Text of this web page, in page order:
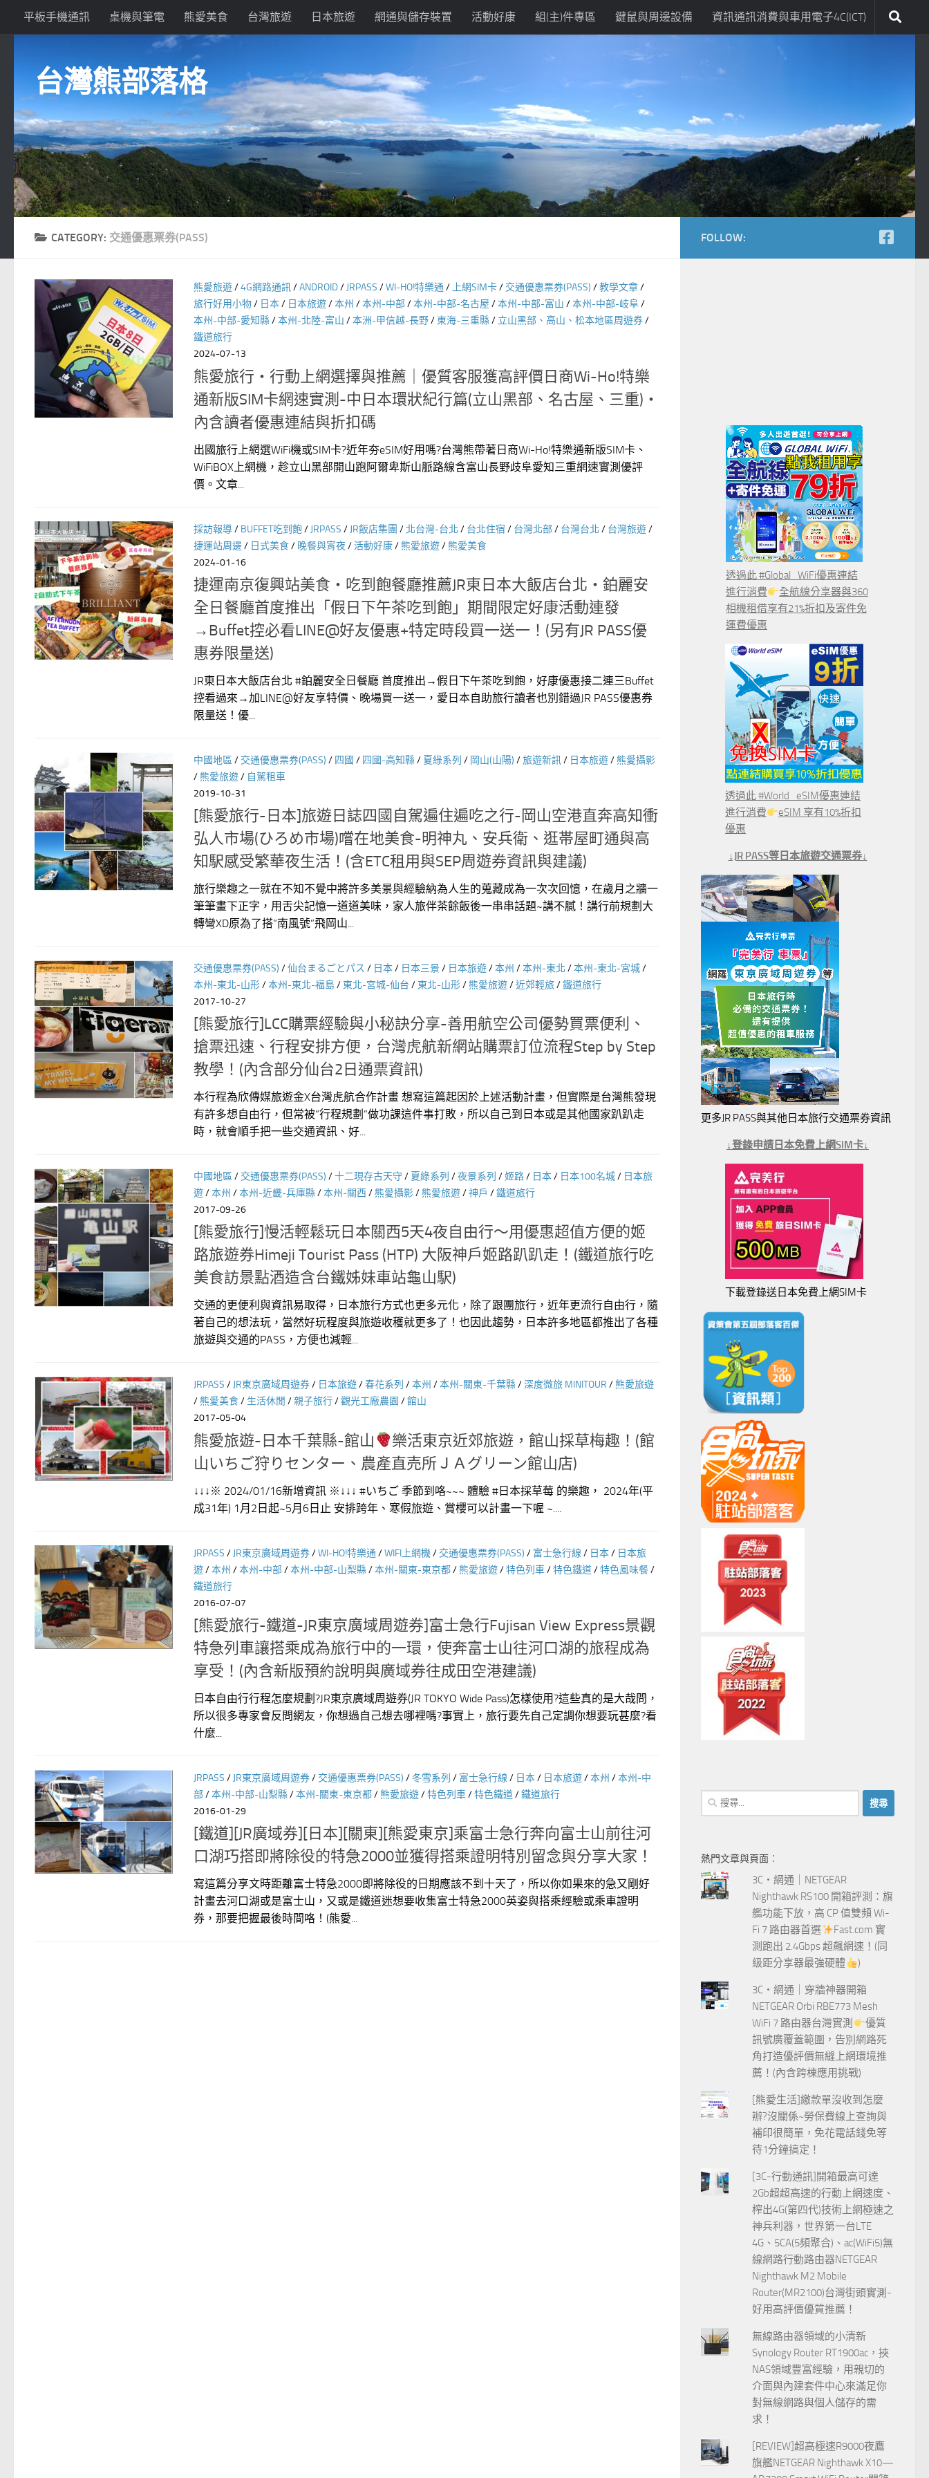
Skip to content
平板手機通訊 桌機與筆電 熊愛美食 台灣旅遊 日本旅遊 網通與儲存裝置 活動好康 組(主)件專區 鍵鼠與周邊設備 資訊通訊消費與車用電子4C(ICT)
台灣熊部落格
CATEGORY: 交通優惠票券(PASS)
熊愛旅遊/4G網路通訊/ANDROID/JRPASS /WI-HO!特樂通 /上網SIM卡/ 交通優惠票券(PASS) /教學文章/
旅行好用小物/ 日本/ 日本旅遊/本州 /本州-中部 /本州-中部-名古屋 /本州-中部-富山 /本州-中部-岐阜/
本州-中部-愛知縣/本州-北陸-富山 /本洲-甲信越-長野/東海-三重縣/立山黑部、高山、松本地區周遊券/
鐵道旅行
2024-07-13
熊愛旅行‧行動上網選擇與推薦｜優質客服獲高評價日商Wi-Ho!特樂
通新版SIM卡網速實測-中日本環狀紀行篇(立山黑部、名古屋、三重)‧
內含讀者優惠連結與折扣碼
出國旅行上網選WiFi機或SIM卡?近年夯eSIM好用嗎?台灣熊帶著日商Wi-Ho!特樂通新版SIM卡、
WiFiBOX上網機，趁立山黑部開山跑阿爾卑斯山脈路線含富山長野歧阜愛知三重網速實測優評
價。文章...
採訪報導/ BUFFET吃到飽/ JRPASS / JR飯店集團 / 北台灣-台北 / 台北住宿 / 台灣北部 / 台灣台北 / 台灣旅遊/
捷運站周邊 / 日式美食/ 晚餐與宵夜/活動好康/ 熊愛旅遊/ 熊愛美食
2024-01-16
捷運南京復興站美食‧吃到飽餐廳推薦JR東日本大飯店台北‧鉑麗安
全日餐廳首度推出「假日下午茶吃到飽」期間限定好康活動連發
→Buffet控必看LINE@好友優惠+特定時段買一送一！(另有JR PASS優
惠券限量送)
JR東日本大飯店台北 #鉑麗安全日餐廳 首度推出→假日下午茶吃到飽，好康優惠接二連三Buffet
控看過來→加LINE@好友享特價、晚場買一送一，愛日本自助旅行讀者也別錯過JR PASS優惠券
限量送！優...
中國地區 / 交通優惠票券(PASS) / 四國 / 四國-高知縣/ 夏綠系列 / 岡山(山陽) /旅遊新訊/ 日本旅遊/ 熊愛攝影
/ 熊愛旅遊/ 自駕租車
2019-10-31
[熊愛旅行-日本]旅遊日誌四國自駕遍住遍吃之行-岡山空港直奔高知衝
弘人市場(ひろめ市場)嚐在地美食-明神丸、安兵衛、逛帯屋町通與高
知駅感受繁華夜生活！(含ETC租用與SEP周遊券資訊與建議)
旅行樂趣之一就在不知不覺中將許多美景與經驗納為人生的蒐藏成為一次次回憶，在歲月之牆一
筆筆畫下正字，用舌尖記憶一道道美味，家人旅伴茶餘飯後一串串話題~講不膩！講行前規劃大
轉彎XD原為了搭”南風號”飛岡山...
交通優惠票券(PASS) /仙台まるごとパス / 日本/ 日本三景 / 日本旅遊/本州 /本州-東北 /本州-東北-宮城/
本州-東北-山形/本州-東北-福島/ 東北-宮城-仙台 / 東北-山形/ 熊愛旅遊/近郊輕旅/鐵道旅行
2017-10-27
[熊愛旅行]LCC購票經驗與小秘訣分享-善用航空公司優勢買票便利、
搶票迅速、行程安排方便，台灣虎航新網站購票訂位流程Step by Step
教學！(內含部分仙台2日通票資訊)
本行程為欣傳媒旅遊金X台灣虎航合作計畫 想寫這篇起因於上述活動計畫，但實際是台灣熊發現
有許多想自由行，但常被”行程規劃”做功課這件事打敗，所以自己到日本或是其他國家趴趴走
時，就會順手把一些交通資訊、好...
中國地區 / 交通優惠票券(PASS) /十二現存古天守/ 夏綠系列 /夜景系列 /姬路/ 日本/ 日本100名城/ 日本旅
遊/本州 /本州-近畿-兵庫縣/本州-關西/ 熊愛攝影/ 熊愛旅遊/神戶 /鐵道旅行
2017-09-26
[熊愛旅行]慢活輕鬆玩日本關西5天4夜自由行～用優惠超值方便的姬
路旅遊券Himeji Tourist Pass (HTP) 大阪神戶姬路趴趴走！(鐵道旅行吃
美食訪景點酒造含台鐵姊妹車站龜山駅)
交通的更便利與資訊易取得，日本旅行方式也更多元化，除了跟團旅行，近年更流行自由行，隨
著自己的想法玩，當然好玩程度與旅遊收穫就更多了！也因此趨勢，日本許多地區都推出了各種
旅遊與交通的PASS，方便也減輕...
JRPASS / JR東京廣域周遊券/ 日本旅遊/春花系列 /本州 /本州-關東-千葉縣/深度微旅 MINITOUR / 熊愛旅遊
/ 熊愛美食/ 生活休閒 /親子旅行/觀光工廠農園 /館山
2017-05-04
熊愛旅遊-日本千葉縣-館山
樂活東京近郊旅遊，館山採草梅趣！(館
山いちご狩りセンター、農產直売所ＪＡグリーン館山店)
↓↓↓※ 2024/01/16新增資訊 ※↓↓↓ #いちご 季節到咯~~~ 體驗 #日本採草莓 的樂趣， 2024年(平
成31年) 1月2日起~5月6日止 安排跨年、寒假旅遊、賞櫻可以計畫一下喔 ~....
JRPASS / JR東京廣域周遊券/WI-HO!特樂通 /WIFI上網機/ 交通優惠票券(PASS) / 富士急行線 / 日本/ 日本旅
遊/本州 /本州-中部 /本州-中部-山梨縣/本州-關東-東京都/ 熊愛旅遊/特色列車/特色鐵道/特色風味餐/
鐵道旅行
2016-07-07
[熊愛旅行-鐵道-JR東京廣域周遊券]富士急行Fujisan View Express景觀
特急列車讓搭乘成為旅行中的一環，使奔富士山往河口湖的旅程成為
享受！(內含新版預約說明與廣域券往成田空港建議)
日本自由行行程怎麼規劃?JR東京廣域周遊券(JR TOKYO Wide Pass)怎樣使用?這些真的是大哉問，
所以很多專家會反問網友，你想過自己想去哪裡嗎?事實上，旅行要先自己定調你想要玩甚麼?看
什麼...
JRPASS / JR東京廣域周遊券/ 交通優惠票券(PASS) /冬雪系列 / 富士急行線 / 日本/ 日本旅遊/本州 /本州-中
部 /本州-中部-山梨縣/本州-關東-東京都/ 熊愛旅遊/特色列車/特色鐵道/鐵道旅行
2016-01-29
[鐵道][JR廣域券][日本][關東][熊愛東京]乘富士急行奔向富士山前往河
口湖巧搭即將除役的特急2000並獲得搭乘證明特別留念與分享大家！
寫這篇分享文時距離富士特急2000即將除役的日期應該不到十天了，所以你如果來的急又剛好
計畫去河口湖或是富士山，又或是鐵道迷想要收集富士特急2000英姿與搭乘經驗或乘車證明
券，那要把握最後時間咯！(熊愛...
FOLLOW:
透過此 #Global_WiFi優惠連結
進行消費
全航線分享器與360
相機租借享有21%折扣及寄件免
運費優惠
透過此 #World_eSIM優惠連結
進行消費
eSIM 享有10%折扣
優惠
↓JR PASS等日本旅遊交通票券↓
更多JR PASS與其他日本旅行交通票券資訊
↓登錄申請日本免費上網SIM卡↓
下載登錄送日本免費上網SIM卡
搜
尋
字:
熱門文章與頁面︰
3C‧網通｜NETGEAR
Nighthawk RS100 開箱評測：旗
艦功能下放，高 CP 值雙頻 Wi-
Fi 7 路由器首選
Fast.com 實
測跑出 2.4Gbps 超飆網速！(同
級距分享器最強硬體
)
3C‧網通｜穿牆神器開箱
NETGEAR Orbi RBE773 Mesh
WiFi 7 路由器台灣實測
優質
訊號廣覆蓋範圍，告別網路死
角打造優評價無縫上網環境推
薦！(內含跨棟應用挑戰)
[熊愛生活]繳款單沒收到怎麼
辦?沒關係~勞保費線上查詢與
補印很簡單，免花電話錢免等
待1分鐘搞定！
[3C-行動通訊]開箱最高可達
2Gb超超高速的行動上網速度、
榨出4G(第四代)技術上網極速之
神兵利器，世界第一台LTE
4G、5CA(5頻聚合)、ac(WiFi5)無
線網路行動路由器NETGEAR
Nighthawk M2 Mobile
Router(MR2100)台灣街頭實測-
好用高評價優質推薦！
無線路由器領域的小清新
Synology Router RT1900ac，挾
NAS領域豐富經驗，用親切的
介面與內建套件中心來滿足你
對無線網路與個人儲存的需
求！
[REVIEW]超高極速R9000夜鷹
旗艦NETGEAR Nighthawk X10—